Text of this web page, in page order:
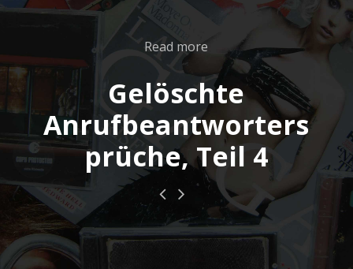
Read more
Gelöschte
Anrufbeantworters
prüche, Teil 4